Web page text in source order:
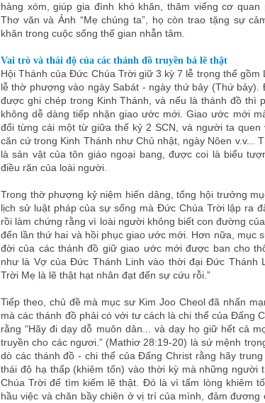
hàng xóm, giúp gia đình khó khăn, thăm viếng cơ quan
Thơ văn và Ảnh “Mẹ chúng ta”, họ còn trao tặng sự
khăn trong cuộc sống thế gian nhẫn tâm.
Vai trò và thái độ của các thánh đồ truyền bá lẽ thật
Hội Thánh của Đức Chúa Trời giữ 3 kỳ 7 lễ trọng thể
lễ thờ phượng vào ngày Sabát - ngày thứ bảy (Thứ
được ghi chép trong Kinh Thánh, và nếu là thánh đồ thì
không dễ dàng tiếp nhận giao ước mới. Giao ước mới
đổi từng cái một từ giữa thế kỷ 2 SCN, và người ta quen
căn cứ trong Kinh Thánh như Chủ nhật, ngày Nôen v.v...
là sản vật của tôn giáo ngoại bang, được coi là biểu
điều răn của loài người.
Trong thờ phượng kỷ niệm hiến dâng, tổng hội trưởng
lịch sử luật pháp của sự sống mà Đức Chúa Trời lập ra
rồi làm chứng rằng vì loài người không biết con đường
đến lần thứ hai và hồi phục giao ước mới. Hơn nữa, mục
đời của các thánh đồ giữ giao ước mới được ban cho
như là Vợ của Đức Thánh Linh vào thời đại Đức Thánh
Trời Mẹ là lẽ thật hạt nhân đạt đến sự cứu rỗi.”
Tiếp theo, chủ đề mà mục sư Kim Joo Cheol đã nhấn
mà các thánh đồ phải có với tư cách là chi thể của Đấng
rằng “Hãy đi dạy dỗ muôn dân... và dạy họ giữ hết cả
truyền cho các ngươi.” (Mathiơ 28:19-20) là sứ mệnh
dò các thánh đồ - chi thể của Đấng Christ rằng hãy
thái độ hạ thấp (khiêm tốn) vào thời kỳ mà những người
Chúa Trời để tìm kiếm lẽ thật. Đó là vì tấm lòng khiêm
hầu việc và chăn bầy chiên ở vị trí của mình, đảm